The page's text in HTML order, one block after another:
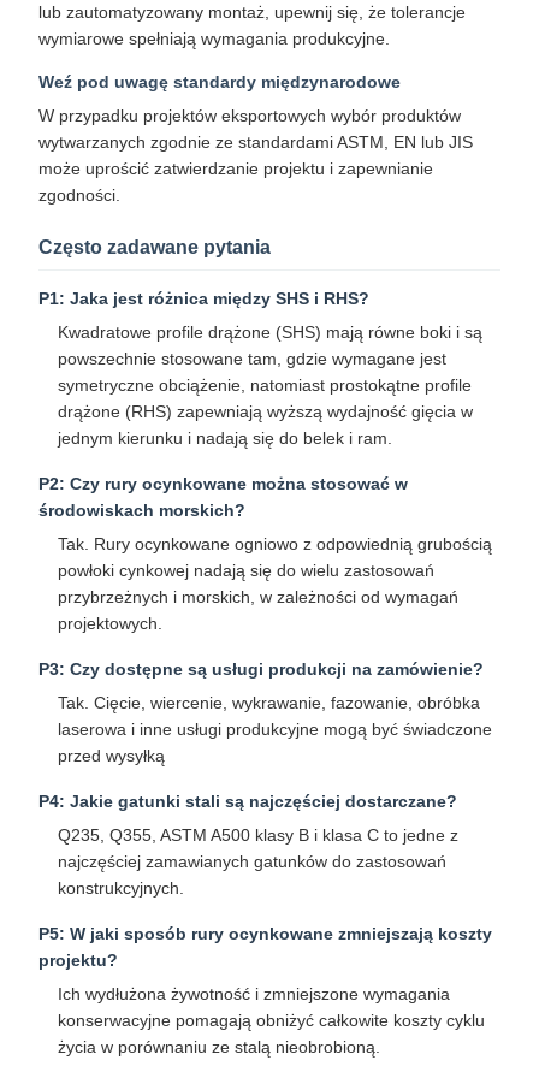
lub zautomatyzowany montaż, upewnij się, że tolerancje
wymiarowe spełniają wymagania produkcyjne.
Weź pod uwagę standardy międzynarodowe
W przypadku projektów eksportowych wybór produktów
wytwarzanych zgodnie ze standardami ASTM, EN lub JIS
może uprościć zatwierdzanie projektu i zapewnianie
zgodności.
Często zadawane pytania
P1: Jaka jest różnica między SHS i RHS?
Kwadratowe profile drążone (SHS) mają równe boki i są
powszechnie stosowane tam, gdzie wymagane jest
symetryczne obciążenie, natomiast prostokątne profile
drążone (RHS) zapewniają wyższą wydajność gięcia w
jednym kierunku i nadają się do belek i ram.​
P2: Czy rury ocynkowane można stosować w
środowiskach morskich?
Tak. Rury ocynkowane ogniowo z odpowiednią grubością
powłoki cynkowej nadają się do wielu zastosowań
przybrzeżnych i morskich, w zależności od wymagań
projektowych.​
P3: Czy dostępne są usługi produkcji na zamówienie?
Tak. Cięcie, wiercenie, wykrawanie, fazowanie, obróbka
laserowa i inne usługi produkcyjne mogą być świadczone
przed wysyłką
P4: Jakie gatunki stali są najczęściej dostarczane?
Q235, Q355, ASTM A500 klasy B i klasa C to jedne z
najczęściej zamawianych gatunków do zastosowań
konstrukcyjnych.​
P5: W jaki sposób rury ocynkowane zmniejszają koszty
projektu?
Ich wydłużona żywotność i zmniejszone wymagania
konserwacyjne pomagają obniżyć całkowite koszty cyklu
życia w porównaniu ze stalą nieobrobioną.